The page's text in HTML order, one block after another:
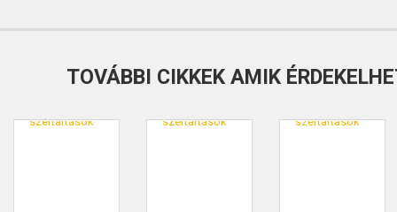
TOVÁBBI CIKKEK AMIK